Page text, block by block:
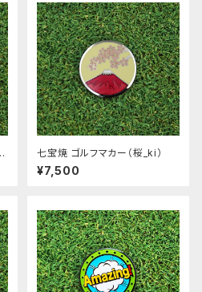
七宝焼 ゴルフマカー（桜_ki）
¥7,500